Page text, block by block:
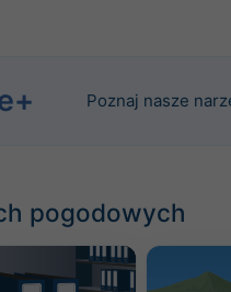
Poznaj nasze
pogodowych